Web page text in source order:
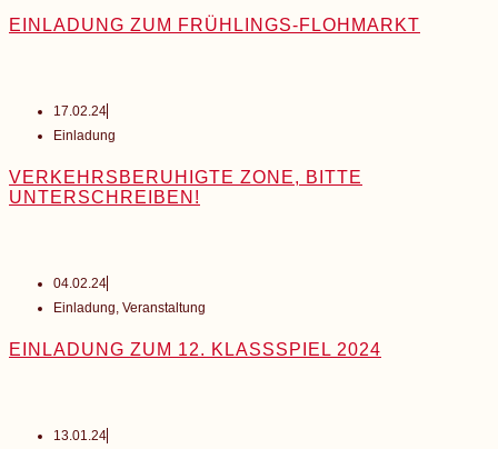
EINLADUNG ZUM FRÜHLINGS-FLOHMARKT
17.02.24
Einladung
VERKEHRSBERUHIGTE ZONE, BITTE
UNTERSCHREIBEN!
04.02.24
Einladung, Veranstaltung
EINLADUNG ZUM 12. KLASSSPIEL 2024
13.01.24